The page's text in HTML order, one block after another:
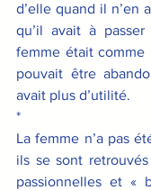
d’elle quand il n’en
qu’il avait à
femme était
pouvait être
avait plus d’utilité.
*
La femme n’a pas
ils se sont
passionnelles et «